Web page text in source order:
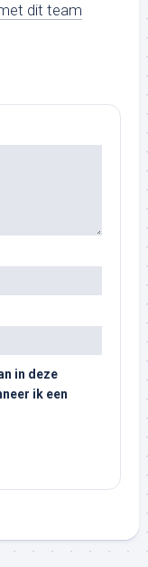
dit team
in deze
ik een